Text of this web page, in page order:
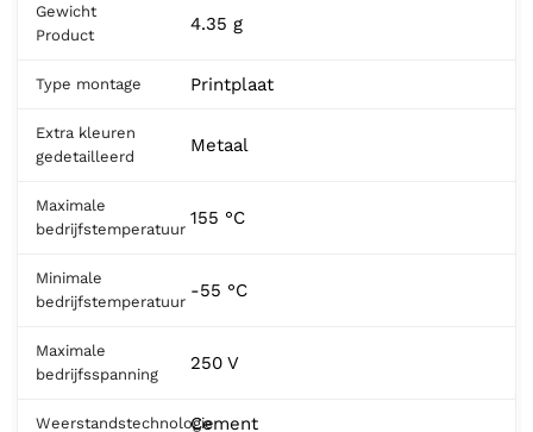
Gewicht
Product
4.35 g
Type montage Printplaat
Extra kleuren
gedetailleerd
Metaal
Maximale
bedrijfstemperatuur
155 °C
Minimale
bedrijfstemperatuur
-55 °C
Maximale
bedrijfsspanning
250 V
WeerstandstechnologieCement